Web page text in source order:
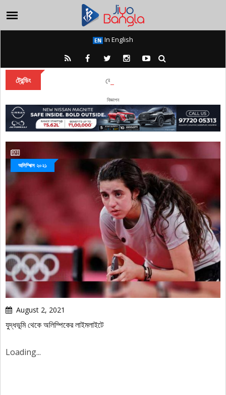
In English
ট্রেন্ডিং কেন দেবী দুর্গা বারাণসীতে চিরকাল অধিষ্ঠান
বিজ্ঞাপন
অলিম্পিক্স ২০২১
August 2, 2021
যুদ্ধভূমি থেকে অলিম্পিকের লাইমলাইটে
Loading...